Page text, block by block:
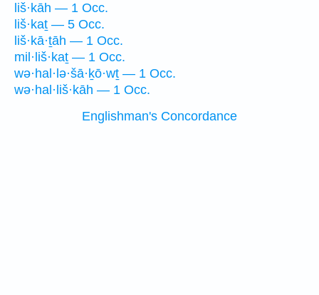
liš·kāh — 1 Occ.
liš·kaṯ — 5 Occ.
liš·kā·ṯāh — 1 Occ.
mil·liš·kaṯ — 1 Occ.
wə·hal·lə·šā·ḵō·wṯ — 1 Occ.
wə·hal·liš·kāh — 1 Occ.
Englishman's Concordance